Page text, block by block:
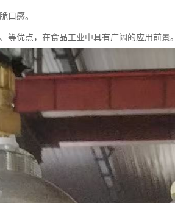
口感。
等优点，在食品工业中具有广阔的应用前景。